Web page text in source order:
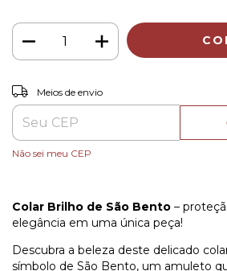
Entregas para o CEP:
Meios de envio
Não sei meu CEP
Colar Brilho de São Bento –
elegância em uma única peça!
Descubra a beleza deste delicado
símbolo de São Bento, um amuleto